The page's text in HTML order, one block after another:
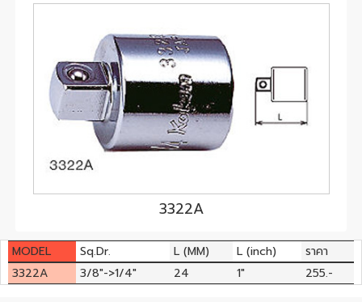
3322A
MODEL Sq.Dr. L (MM) L (inch)
ราคา
3322A
3/8"->1/4" 24 1" 255.-